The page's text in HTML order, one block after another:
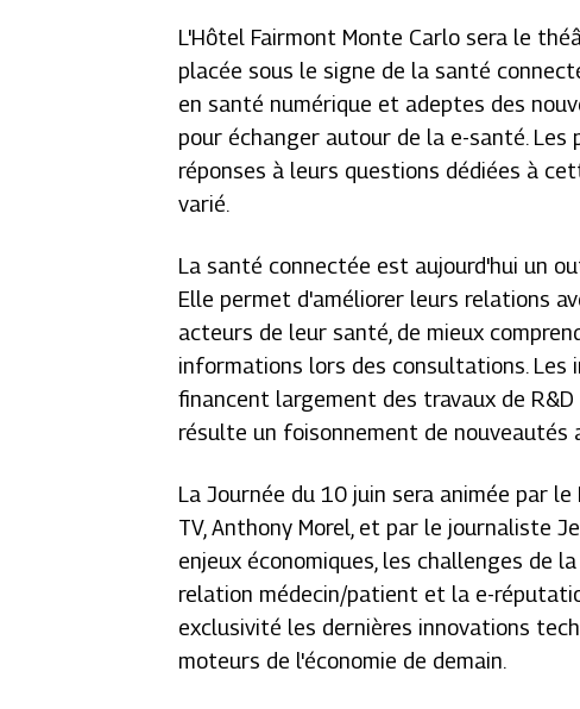
L'Hôtel Fairmont Monte Carlo sera le
placée sous le signe de la santé
en santé numérique et adeptes des
pour échanger autour de la e-santé.
réponses à leurs questions dédiées à
varié.
La santé connectée est aujourd'hui un
Elle permet d'améliorer leurs relations
acteurs de leur santé, de mieux
informations lors des consultations.
financent largement des travaux de
résulte un foisonnement de nouveautés
La Journée du 10 juin sera animée par
TV, Anthony Morel, et par le journaliste
enjeux économiques, les challenges de
relation médecin/patient et la e-
exclusivité les dernières innovations
moteurs de l'économie de demain.